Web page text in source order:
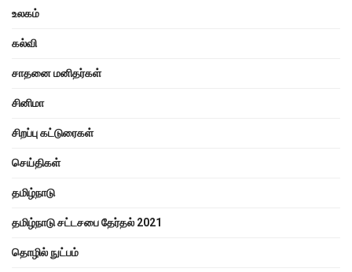
உலகம்
கல்வி
சாதனை மனிதர்கள்
சினிமா
சிறப்பு கட்டுரைகள்
செய்திகள்
தமிழ்நாடு
தமிழ்நாடு சட்டசபை தேர்தல் 2021
தொழில் நுட்பம்